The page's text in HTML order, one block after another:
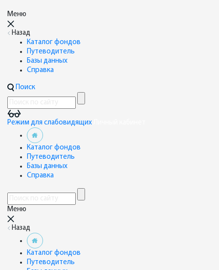
Меню
Назад
Каталог фондов
Путеводитель
Базы данных
Справка
Поиск
Режим для слабовидящих
Каталог фондов
Путеводитель
Базы данных
Справка
Меню
Назад
Каталог фондов
Путеводитель